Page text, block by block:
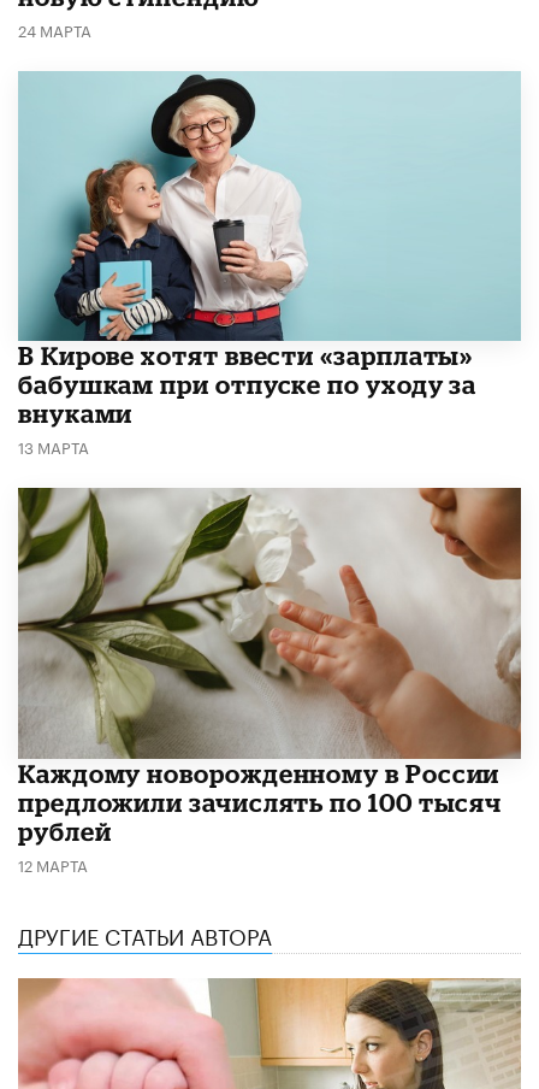
24 МАРТА
В Кирове хотят ввести «зарплаты»
бабушкам при отпуске по уходу за
внуками
13 МАРТА
Каждому новорожденному в России
предложили зачислять по 100 тысяч
рублей
12 МАРТА
ДРУГИЕ СТАТЬИ АВТОРА